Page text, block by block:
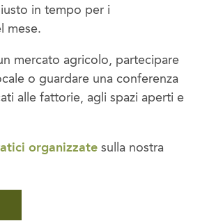
in tempo per i
mese.
mercato agricolo, partecipare
o guardare una conferenza
alle fattorie, agli spazi aperti e
organizzate sulla nostra